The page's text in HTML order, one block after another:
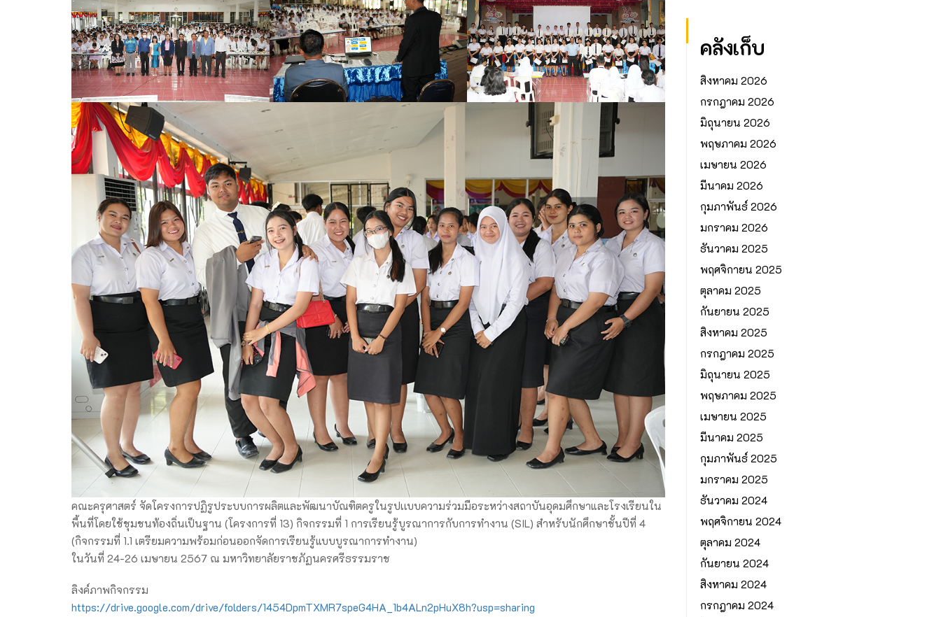
คณะครุศาสตร์ จัดโครงการปฏิรูประบบการผลิตและพัฒนาบัณฑิตครูในรูปเเบบความร่วมมือระหว่างสถาบันอุดมศึกษาและโรงเรียนใน
พื้นที่โดยใช้ชุมชนท้องถิ่นเป็นฐาน (โครงการที่ 13) กิจกรรมที่ 1 การเรียนรู้บูรณาการกับการทำงาน (SIL) สำหรับนักศึกษาชั้นปีที่ 4
(กิจกรรมที่ 1.1 เตรียมความพร้อมก่อนออกจัดการเรียนรู้แบบบูรณาการทำงาน)
ในวันที่ 24-26 เมษายน 2567 ณ มหาวิทยาลัยราชภัฏนครศรีธรรมราช
ลิงค์ภาพกิจกรรม
https://drive.google.com/drive/folders/1454DpmTXMR7speG4HA_1b4ALn2pHuX8h?usp=sharing
คลังเก็บ
สิงหาคม 2026
กรกฎาคม 2026
มิถุนายน 2026
พฤษภาคม 2026
เมษายน 2026
มีนาคม 2026
กุมภาพันธ์ 2026
มกราคม 2026
ธันวาคม 2025
พฤศจิกายน 2025
ตุลาคม 2025
กันยายน 2025
สิงหาคม 2025
กรกฎาคม 2025
มิถุนายน 2025
พฤษภาคม 2025
เมษายน 2025
มีนาคม 2025
กุมภาพันธ์ 2025
มกราคม 2025
ธันวาคม 2024
พฤศจิกายน 2024
ตุลาคม 2024
กันยายน 2024
สิงหาคม 2024
กรกฎาคม 2024